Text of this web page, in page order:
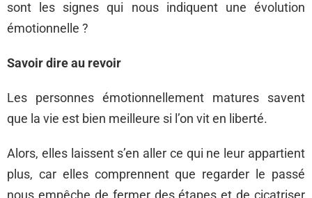
sont les signes qui nous indiquent une évolution
émotionnelle ?
Savoir dire au revoir
Les personnes émotionnellement matures savent
que la vie est bien meilleure si l’on vit en liberté.
Alors, elles laissent s’en aller ce qui ne leur appartient
plus, car elles comprennent que regarder le passé